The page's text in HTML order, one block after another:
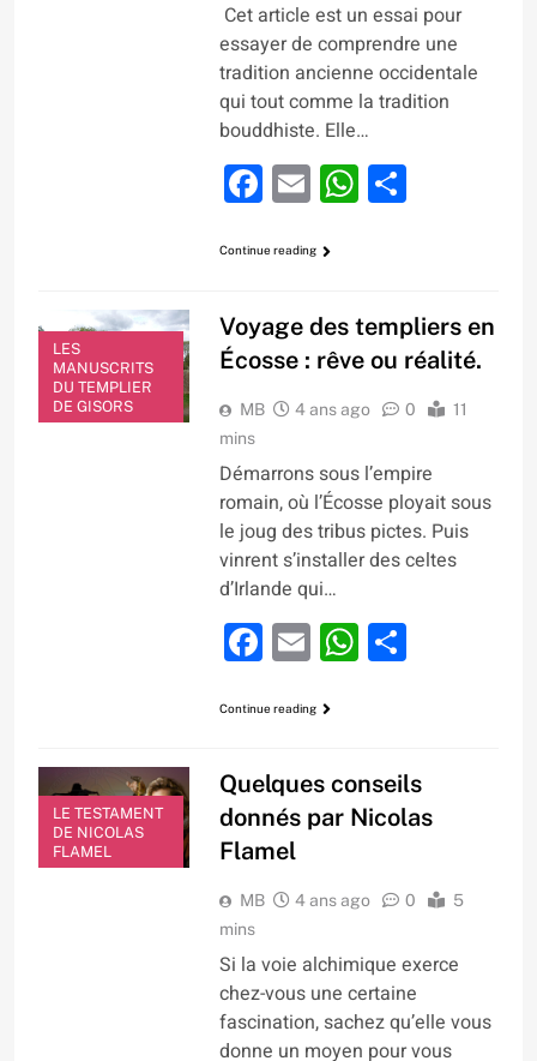
Cet article est un essai pour
essayer de comprendre une
tradition ancienne occidentale
qui tout comme la tradition
bouddhiste. Elle…
Facebook
EmailWhatsApp
Continue reading
LES
MANUSCRITS
DU TEMPLIER
DE GISORS
Voyage des templiers en
Écosse : rêve ou réalité.
MB 4 ans ago 0
11
mins
Démarrons sous l’empire
romain, où l’Écosse ployait sous
le joug des tribus pictes. Puis
vinrent s’installer des celtes
d’Irlande qui…
Facebook
EmailWhatsApp
Continue reading
LE TESTAMENT
DE NICOLAS
FLAMEL
Quelques conseils
donnés par Nicolas
Flamel
MB 4 ans ago 0
5
mins
Si la voie alchimique exerce
chez-vous une certaine
fascination, sachez qu’elle vous
donne un moyen pour vous